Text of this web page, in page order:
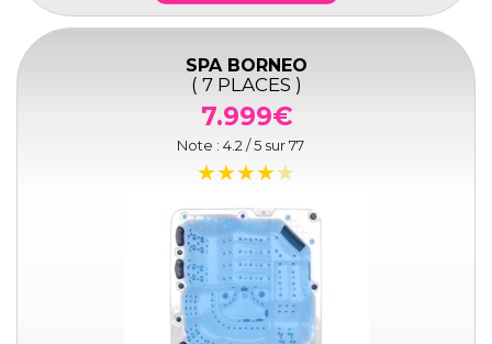
SPA BORNEO
( 7 PLACES )
7.999€
Note : 4.2 / 5 sur77